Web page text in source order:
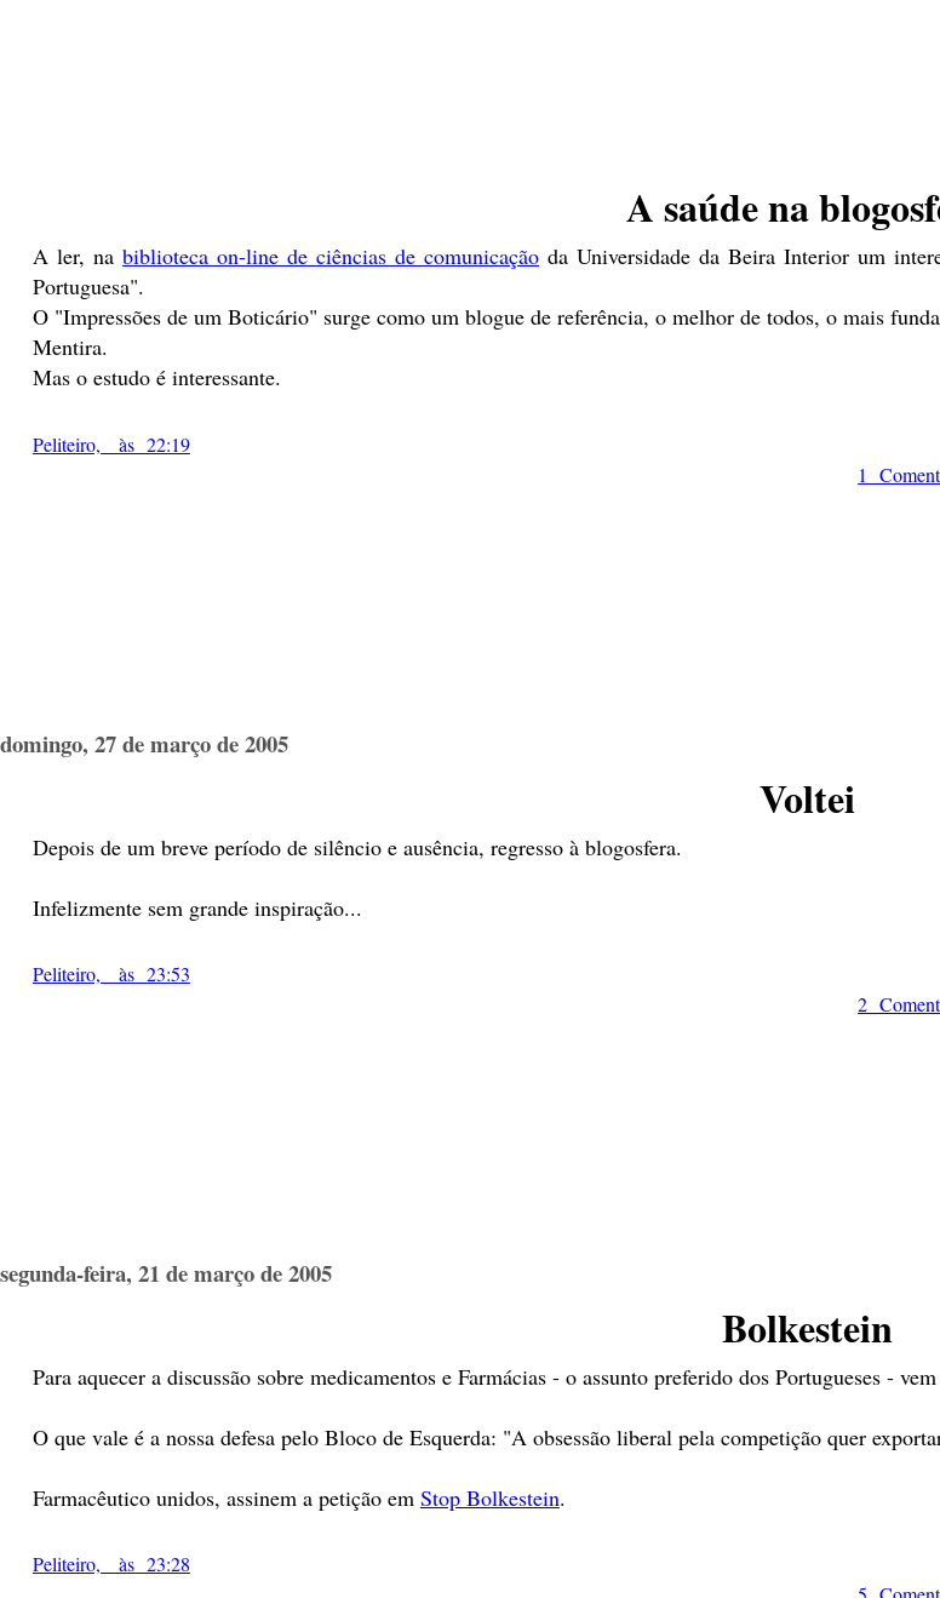
A saúde na
A ler, na biblioteca on-line de ciências de comunicaçãoda Universidade da Beira Interior um
Portuguesa".
O "Impressões de um Boticário" surge como um blogue de referência, o melhor de todos, o mais
Mentira.
Mas o estudo é interessante.
Peliteiro, às 22:19
1
domingo, 27 de março de 2005
Voltei
Depois de um breve período de silêncio e ausência, regresso à blogosfera.
Infelizmente sem grande inspiração...
Peliteiro, às 23:53
2
segunda-feira, 21 de março de 2005
Bolkestein
Para aquecer a discussão sobre medicamentos e Farmácias - o assunto preferido dos Portugueses -
O que vale é a nossa defesa pelo Bloco de Esquerda: "A obsessão liberal pela competição quer
Farmacêutico unidos, assinem a petição em Stop Bolkestein.
Peliteiro, às 23:28